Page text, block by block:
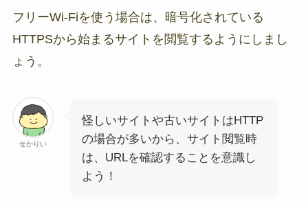
フリーWi-Fiを使う場合は、暗号化されている
HTTPSから始まるサイトを閲覧するようにしまし
ょう。
せかりい
怪しいサイトや古いサイトはHTTP
の場合が多いから、サイト閲覧時
は、URLを確認することを意識し
よう！